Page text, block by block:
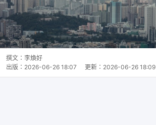
撰文： 李煥好
出版： 2026-06-26 18:07 更新： 2026-06-26 18:09